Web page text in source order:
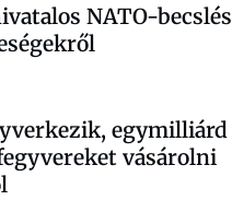
NATO-becslés
egymilliárd
vásárolni